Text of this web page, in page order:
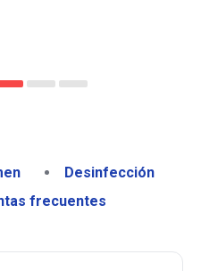
Desinfección
frecuentes